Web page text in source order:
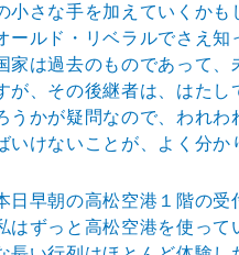
小さな手を加えていくかも
ールド・リベラルでさえ知
家は過去のものであって、
が、その後継者は、はたし
うかが疑問なので、われわ
いけないことが、よく分か
日早朝の高松空港１階の受
はずっと高松空港を使って